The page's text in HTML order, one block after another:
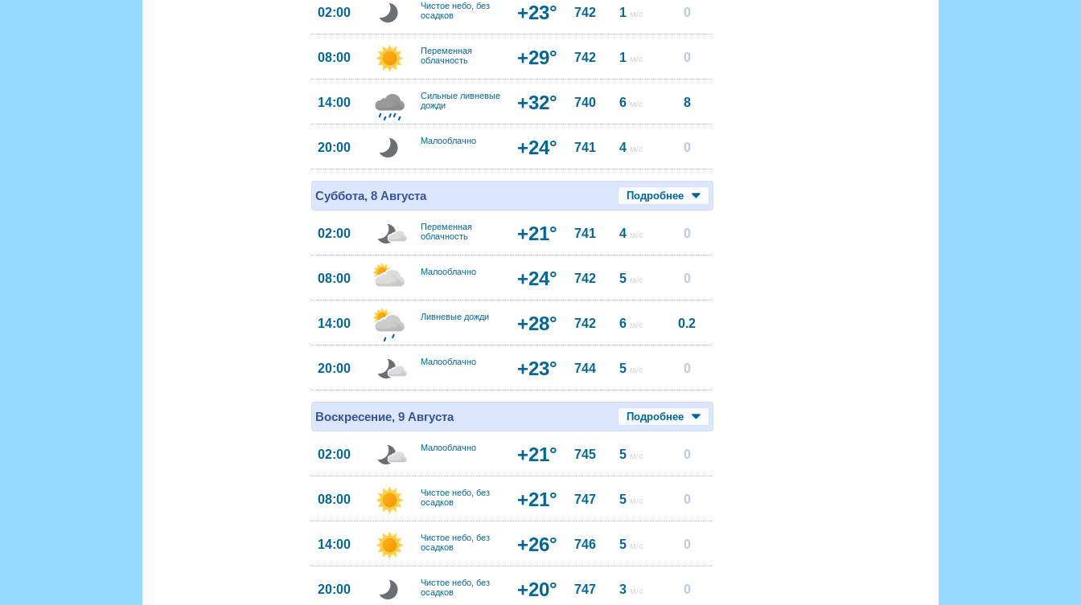
02:00
Чистое небо, без
осадков
+23° 742 1 м/с 0
08:00
Переменная
облачность
+29° 742 1 м/с 0
14:00
Сильные ливневые
дожди
+32° 740 6 м/с 8
20:00 Малооблачно +24° 741 4 м/с 0
Суббота, 8 Августа Подробнее
02:00
Переменная
облачность
+21° 741 4 м/с 0
08:00 Малооблачно +24° 742 5 м/с 0
14:00 Ливневые дожди +28° 742 6 м/с 0.2
20:00 Малооблачно +23° 744 5 м/с 0
Воскресение, 9 Августа Подробнее
02:00 Малооблачно +21° 745 5 м/с 0
08:00
Чистое небо, без
осадков
+21° 747 5 м/с 0
14:00
Чистое небо, без
осадков
+26° 746 5 м/с 0
20:00
Чистое небо, без
осадков
+20° 747 3 м/с 0